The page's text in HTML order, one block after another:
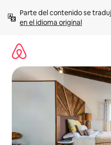
contenido
Parte del contenido se
en el idioma original